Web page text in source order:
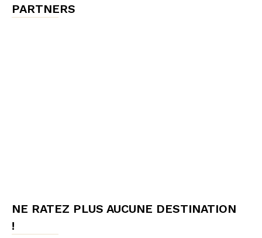
PARTNERS
NE RATEZ PLUS AUCUNE DESTINATION
!